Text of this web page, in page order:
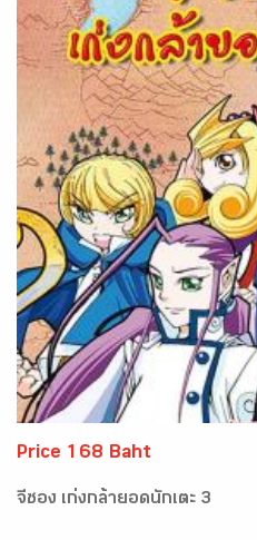
Price 168 Baht
จีซอง เก่งกล้ายอดนักเตะ 3